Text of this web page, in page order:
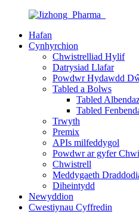
Hafan
Cynhyrchion
Chwistrelliad Hylif
Datrysiad Llafar
Powdwr Hydawdd
Tabled a Bolws
Tabled
Tabled
Trwyth
Premix
APIs milfeddygol
Powdwr ar gyfer
Chwistrell
Meddygaeth
Diheintydd
Newyddion
Cwestiynau Cyffredin